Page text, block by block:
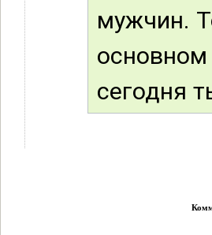
мужчин.
сегодня